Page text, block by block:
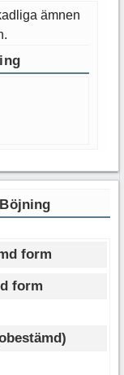
ämnen
Böjning
form
form